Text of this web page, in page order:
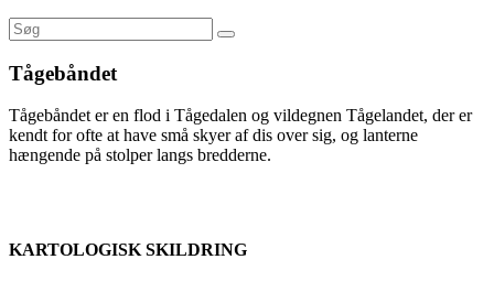
Tågebåndet
Tågebåndet er en flod i Tågedalen og vildegnen Tågelandet, der er
kendt for ofte at have små skyer af dis over sig, og lanterne
hængende på stolper langs bredderne.
KARTOLOGISK SKILDRING